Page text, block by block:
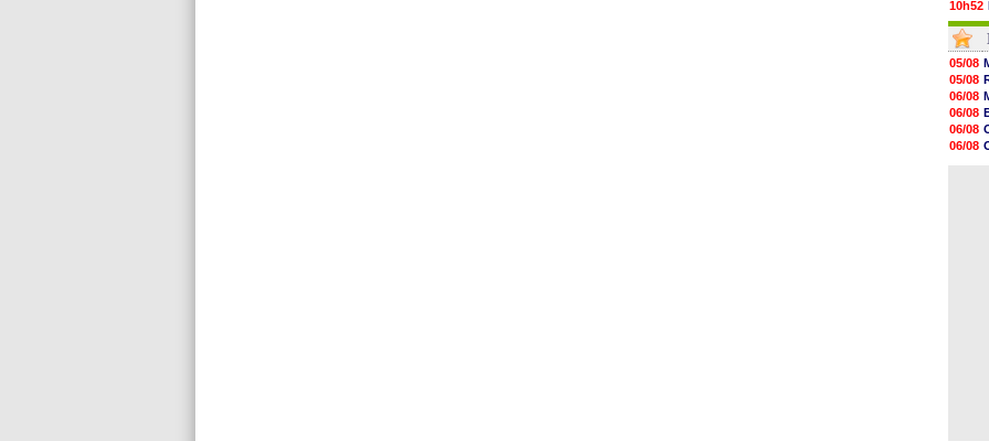
10h52
10h33
10h12
10h09
10h05
09h44
09h24
09h06
08h44
08h22
05/08
05/08
06/08
06/08
06/08
06/08